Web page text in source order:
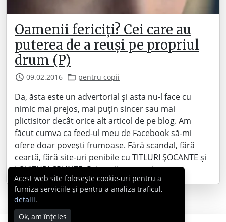
Oamenii fericiți? Cei care au
puterea de a reuși pe propriul
drum (P)
09.02.2016 pentru copii
Da, ăsta este un advertorial și asta nu-l face cu
nimic mai prejos, mai puțin sincer sau mai
plictisitor decât orice alt articol de pe blog. Am
făcut cumva ca feed-ul meu de Facebook să-mi
ofere doar povești frumoase. Fără scandal, fără
ceartă, fără site-uri penibile cu TITLURI ȘOCANTE și
LOVITURI CRUNTE. Prietenii pe care-i…
Acest web site folosește cookie-uri pentru a
furniza serviciile și pentru a analiza traficul,
detalii.
Ok, am înțeles